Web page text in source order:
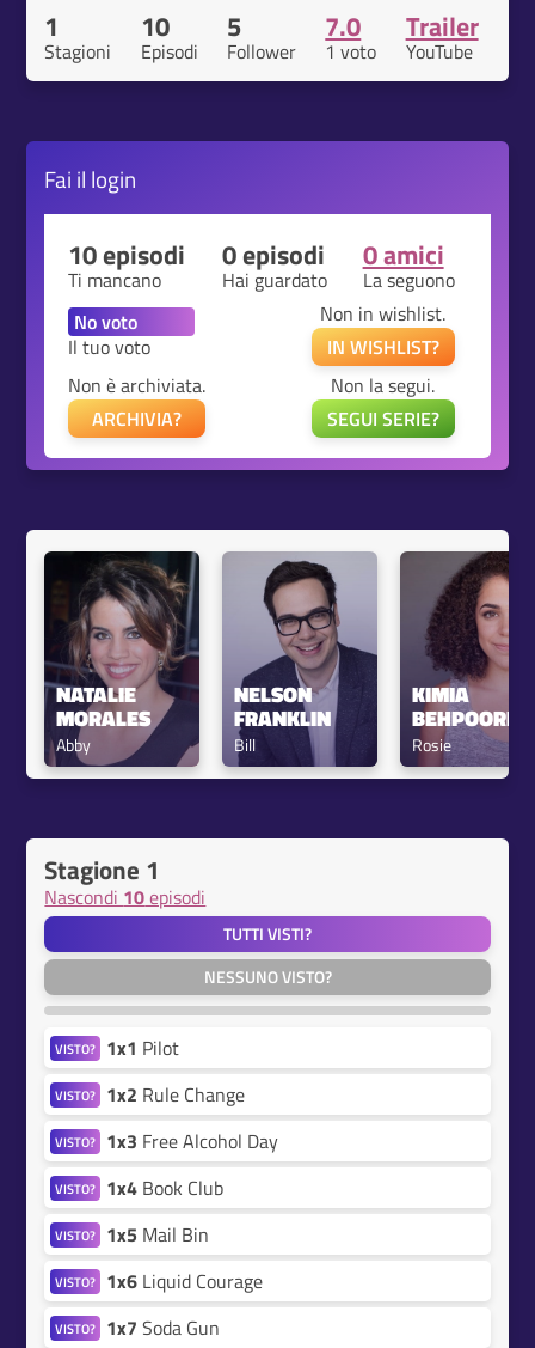
1
Stagioni
10
Episodi
5
Follower
7.0
1 voto
Trailer
YouTube
Fai il login
10 episodi
Ti mancano
0 episodi
Hai guardato
0 amici
La seguono
Il tuo voto
Non in wishlist.
IN WISHLIST?
Non è archiviata.
ARCHIVIA?
Non la segui.
SEGUI SERIE?
NATALIE
MORALES
Abby
NELSON
FRANKLIN
Bill
KIMIA
Rosie
Stagione 1
Nascondi 10episodi
TUTTI VISTI?
NESSUNO VISTO?
VISTO? 1x1 Pilot
VISTO? 1x2 Rule Change
VISTO? 1x3 Free Alcohol Day
VISTO? 1x4 Book Club
VISTO? 1x5 Mail Bin
VISTO? 1x6 Liquid Courage
VISTO? 1x7 Soda Gun